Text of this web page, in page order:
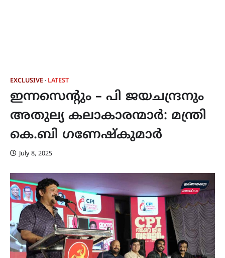
EXCLUSIVE LATEST
ഇന്നസെൻ്റും – പി ജയചന്ദ്രനും
അതുല്യ കലാകാരന്മാർ: മന്ത്രി
കെ.ബി ഗണേഷ്കുമാർ
July 8, 2025